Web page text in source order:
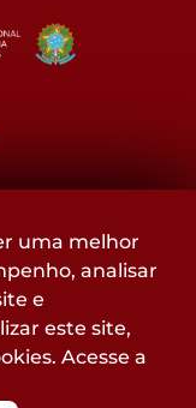
uma melhor
analisar
e
este site,
Acesse a